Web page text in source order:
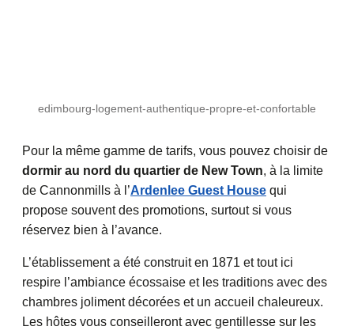
edimbourg-logement-authentique-propre-et-confortable
Pour la même gamme de tarifs, vous pouvez choisir de
dormir au nord du quartier de New Town, à la limite
de Cannonmills à l’Ardenlee Guest House qui
propose souvent des promotions, surtout si vous
réservez bien à l’avance.
L’établissement a été construit en 1871 et tout ici
respire l’ambiance écossaise et les traditions avec des
chambres joliment décorées et un accueil chaleureux.
Les hôtes vous conseilleront avec gentillesse sur les